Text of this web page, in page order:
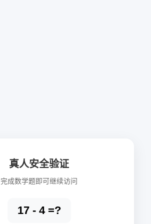
真人安全验证
完成数学题即可继续访问
17 - 4 =?